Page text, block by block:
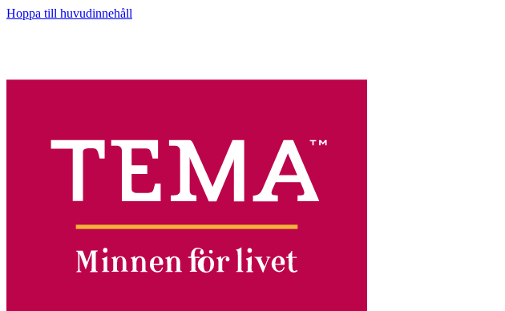
Hoppa till huvudinnehåll